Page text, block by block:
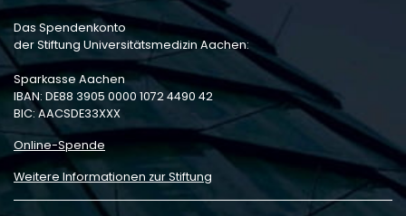
Das Spendenkonto
der Stiftung Universitätsmedizin Aachen:
Sparkasse Aachen
IBAN: DE88 3905 0000 1072 4490 42
BIC: AACSDE33XXX
Online-Spende
Weitere Informationen zur Stiftung